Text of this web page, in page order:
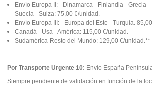
Envío Europa II: - Dinamarca - Finlandia - Grecia
Suecia - Suiza: 75,00 €/unidad.
Envío Europa III: - Europa del Este - Turquía.
Canadá - Usa - América: 115,00 €/unidad.
Sudamérica-Resto del Mundo: 129,00 €/unidad.**
Por Transporte Urgente 10: Envío España
Siempre pendiente de validación en función de la